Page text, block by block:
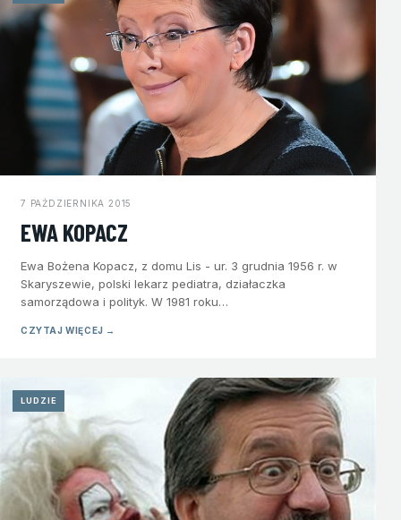
7 PAŹDZIERNIKA 2015
EWA KOPACZ
Ewa Bożena Kopacz, z domu Lis - ur. 3 grudnia 1956 r. w
Skaryszewie, polski lekarz pediatra, działaczka
samorządowa i polityk. W 1981 roku…
CZYTAJ WIĘCEJ →
LUDZIE